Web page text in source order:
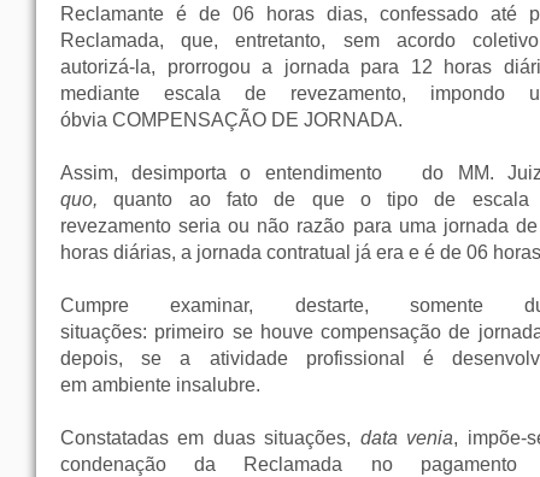
Reclamante é de 06 horas dias, confessado até
Reclamada, que, entretanto, sem acordo
autorizá-la, prorrogou a jornada para 12 horas
mediante escala de revezamento, impondo
óbvia COMPENSAÇÃO DE JORNADA.
Assim, desimporta o entendimentodo MM.
quo, quanto ao fato de que o tipo de escala
revezamento seria ou não razão para uma jornada
horas diárias, a jornada contratual já era e é de 06
Cumpre examinar, destarte, somente
situações: primeiro se houve compensação de
depois, se a atividade profissional é
em ambiente insalubre.
Constatadas em duas situações, data venia, impõe-
condenação da Reclamada no pagamento